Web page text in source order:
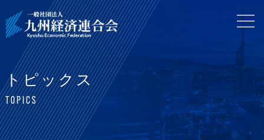
トピックス
TOPICS